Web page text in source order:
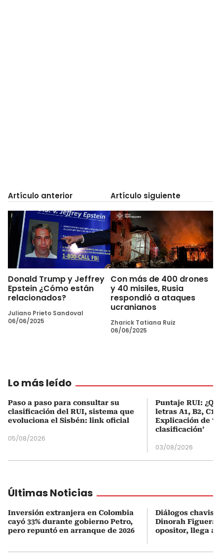
Artículo anterior
Donald Trump y Jeffrey
Epstein ¿Cómo están
relacionados?
Juliano Prieto Sandoval
06/06/2025
Artículo siguiente
Con más de 400 drones
y 40 misiles, Rusia
respondió a ataques
ucranianos
Zharick Tatiana Ruiz
06/06/2025
Lo más leído
Paso a paso para consultar su
clasificación del RUI, sistema que
evoluciona el Sisbén: link oficial
05/08/2026
Puntaje RUI:
letras A1, B2, C1
Explicación de
clasificación’
03/08/2026
Últimas Noticias
Inversión extranjera en Colombia
cayó 33% durante gobierno Petro,
pero repuntó en arranque de 2026
Diálogos
Dinorah
opositor, llega a